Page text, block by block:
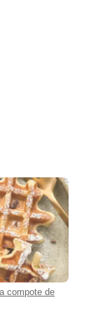
compote de